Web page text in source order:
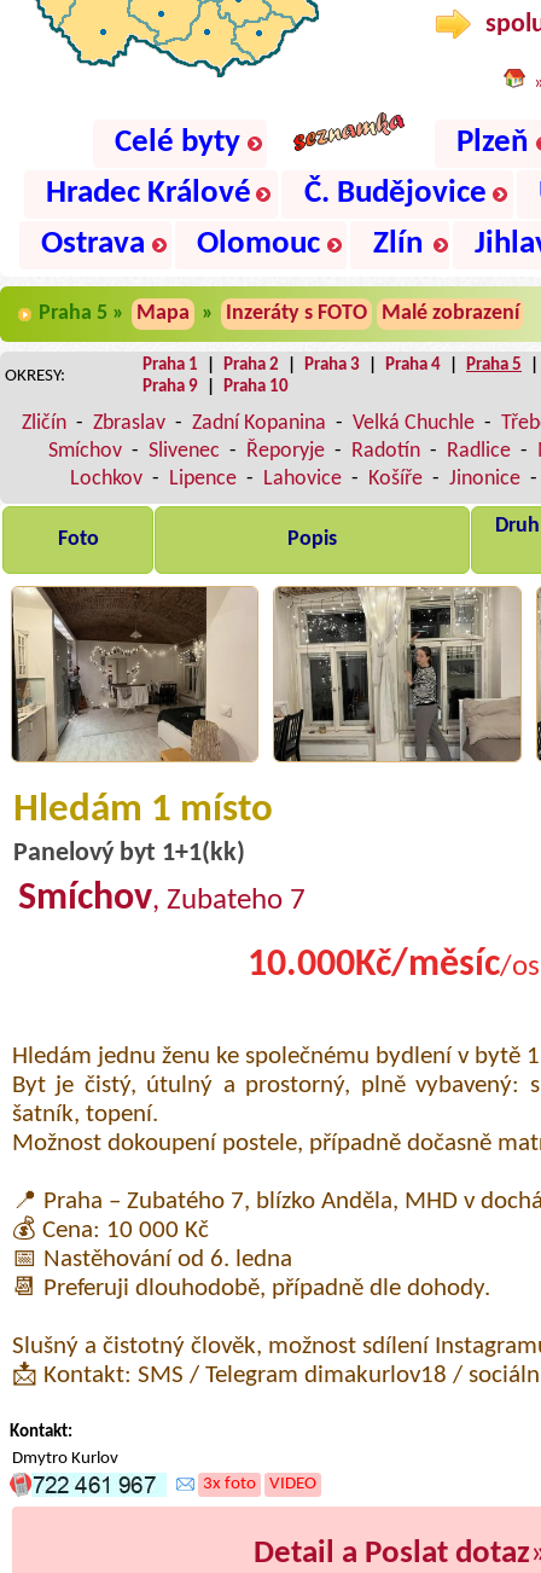
Celé byty
Plzeň
Hradec Králové
Č. Budějovice
Ostrava
Olomouc Zlín
Praha 5 » Mapa » Inzeráty s FOTO Malé zobrazení
OKRESY:
Praha 1 Praha 2 Praha 3 Praha 4 Praha 5
Praha 9
Praha 10
Zličín - Zbraslav - Zadní Kopanina - Velká Chuchle -
Smíchov - Slivenec - Řeporyje - Radotín - Radlice -
Lochkov - Lipence - Lahovice - Košíře - Jinonice -
Foto Popis
Hledám 1 místo
Panelový byt 1+1(kk)
Smíchov, Zubateho 7
10.000Kč/měsíc/
Hledám jednu ženu ke společnému bydlení v bytě
Byt je čistý, útulný a prostorný, plně vybavený:
šatník, topení.
Možnost dokoupení postele, případně dočasně
📍 Praha – Zubatého 7, blízko Anděla, MHD v
💰 Cena: 10 000 Kč
📅 Nastěhování od 6. ledna
📆 Preferuji dlouhodobě, případně dle dohody.
Slušný a čistotný člověk, možnost sdílení
📩 Kontakt: SMS / Telegram dimakurlov18 /
Kontakt:
Dmytro Kurlov
3x foto
VIDEO
Detail a Poslat dotaz